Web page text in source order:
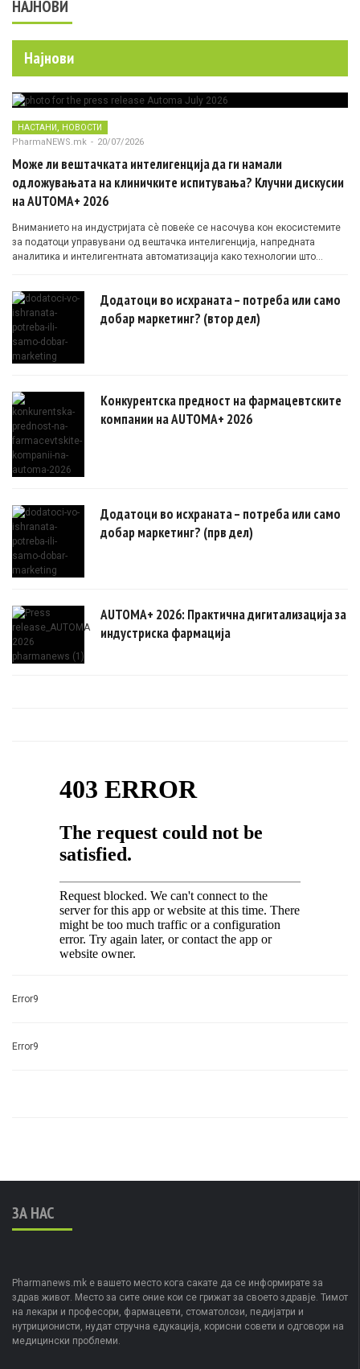
НАЈНОВИ
Најнови
НАСТАНИ НОВОСТИ
PharmaNEWS.mk - 20/07/2026
Може ли вештачката интелигенција да ги намали
одложувањата на клиничките испитувања? Клучни дискусии
на AUTOMA+ 2026
Вниманието на индустријата сè повеќе се насочува кон екосистемите
за податоци управувани од вештачка интелигенција, напредната
аналитика и интелигентната автоматизација како технологии што
Додатоци во исхраната – потреба или само
добар маркетинг? (втор дел)
Конкурентска предност на фармацевтските
компании на AUTOMA+ 2026
Додатоци во исхраната – потреба или само
добар маркетинг? (прв дел)
AUTOMA+ 2026: Практична дигитализација за
индустриска фармација
Error9
Error9
ЗА НАС
Pharmanews.mk е вашето место кога сакате да се информирате за
здрав живот. Место за сите оние кои се грижат за своето здравје. Тимот
на лекари и професори, фармацевти, стоматолози, педијатри и
нутриционисти, нудат стручна едукација, корисни совети и одговори на
медицински проблеми.